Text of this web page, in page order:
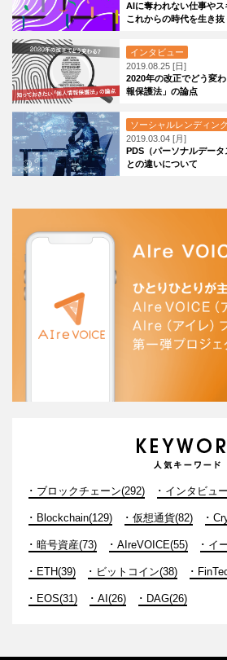
AIに奪われない仕事やス
これからの時代を生き抜
インタビュー
2019.08.25 [日]
2020年の改正でどう変
報保護法」の論点
ソーシャルレンディン
2019.03.04 [月]
PDS（パーソナルデー
との違いについて
ブロックチェーン(292) インタビュ
Blockchain(129) 仮想通貨(82)
暗号資産(73) AIreVOICE(55) イ
ETH(39) ビットコイン(38)
EOS(31) AI(26) DAG(26)